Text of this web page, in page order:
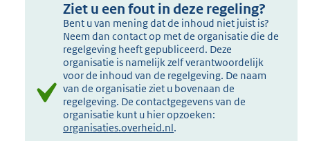
Ziet u een fout in deze regeling?
Bent u van mening dat de inhoud niet juist is?
Neem dan contact op met de organisatie die de
regelgeving heeft gepubliceerd. Deze
organisatie is namelijk zelf verantwoordelijk
voor de inhoud van de regelgeving. De naam
van de organisatie ziet u bovenaan de
regelgeving. De contactgegevens van de
organisatie kunt u hier opzoeken:
organisaties.overheid.nl.